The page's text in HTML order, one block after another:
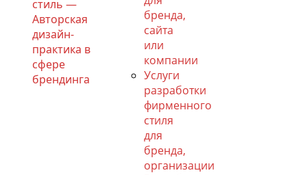
бренда,
сайта
или
компании
Услуги
разработки
фирменного
стиля
для
бренда,
организации